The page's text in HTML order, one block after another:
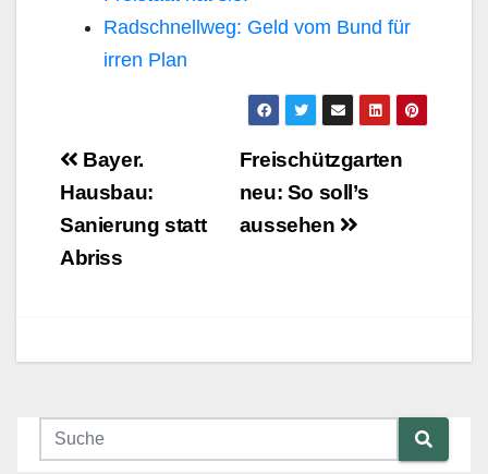
Radschnellweg: Geld vom Bund für
irren Plan
Beitragsnavigation
Freischützgarten
neu: So soll’s
aussehen
Bayer.
Hausbau:
Sanierung statt
Abriss